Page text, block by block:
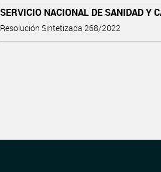
SERVICIO NACIONAL DE SANIDAD Y
Resolución Sintetizada 268/2022